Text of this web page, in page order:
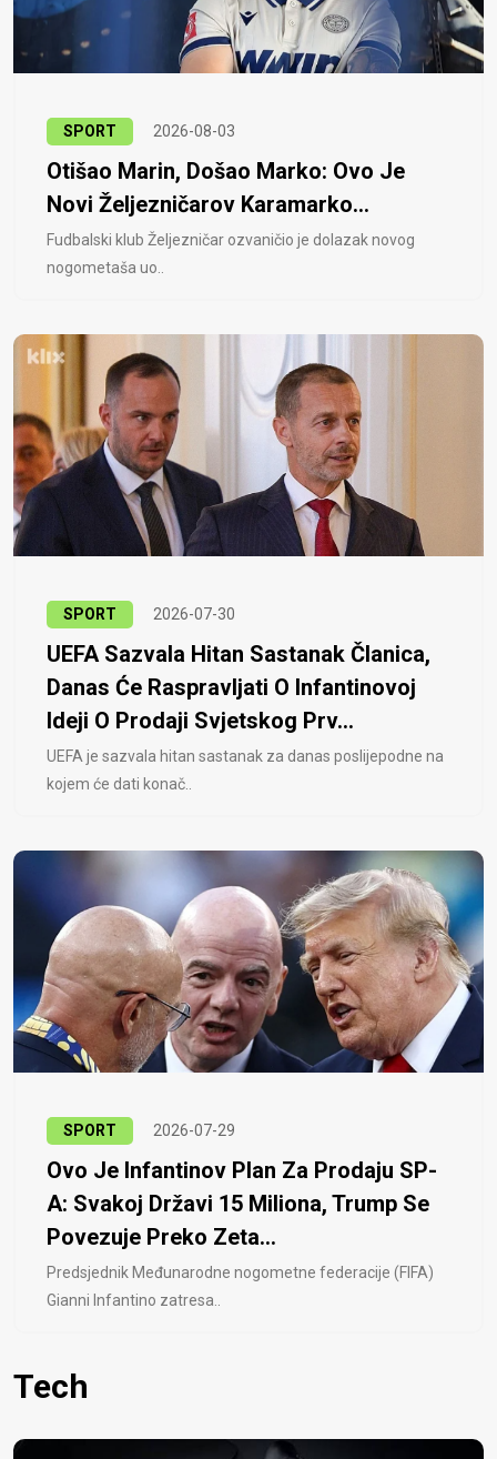
SPORT 2026-08-03
Otišao Marin, Došao Marko: Ovo Je
Novi Željezničarov Karamarko...
Fudbalski klub Željezničar ozvaničio je dolazak novog
nogometaša uo..
SPORT 2026-07-30
UEFA Sazvala Hitan Sastanak Članica,
Danas Će Raspravljati O Infantinovoj
Ideji O Prodaji Svjetskog Prv...
UEFA je sazvala hitan sastanak za danas poslijepodne na
kojem će dati konač..
SPORT 2026-07-29
Ovo Je Infantinov Plan Za Prodaju SP-
A: Svakoj Državi 15 Miliona, Trump Se
Povezuje Preko Zeta...
Predsjednik Međunarodne nogometne federacije (FIFA)
Gianni Infantino zatresa..
Tech